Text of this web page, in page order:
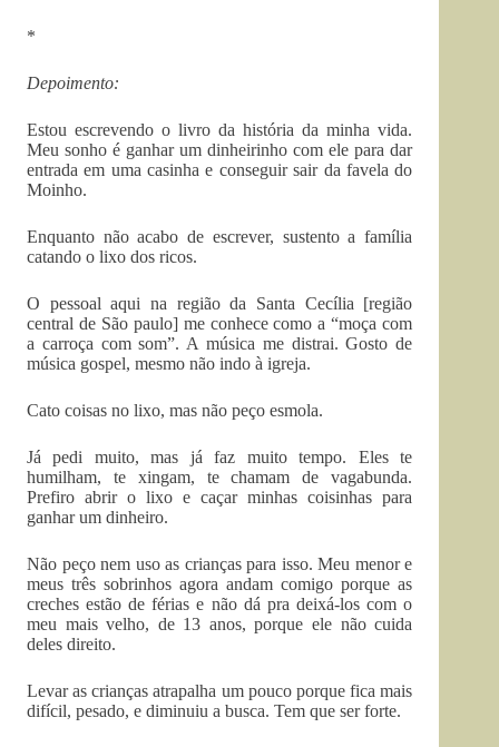
*
Depoimento:
Estou escrevendo o livro da história da minha vida.
Meu sonho é ganhar um dinheirinho com ele para dar
entrada em uma casinha e conseguir sair da favela do
Moinho.
Enquanto não acabo de escrever, sustento a família
catando o lixo dos ricos.
O pessoal aqui na região da Santa Cecília [região
central de São paulo] me conhece como a “moça com
a carroça com som”. A música me distrai. Gosto de
música gospel, mesmo não indo à igreja.
Cato coisas no lixo, mas não peço esmola.
Já pedi muito, mas já faz muito tempo. Eles te
humilham, te xingam, te chamam de vagabunda.
Prefiro abrir o lixo e caçar minhas coisinhas para
ganhar um dinheiro.
Não peço nem uso as crianças para isso. Meu menor e
meus três sobrinhos agora andam comigo porque as
creches estão de férias e não dá pra deixá-los com o
meu mais velho, de 13 anos, porque ele não cuida
deles direito.
Levar as crianças atrapalha um pouco porque fica mais
difícil, pesado, e diminuiu a busca. Tem que ser forte.